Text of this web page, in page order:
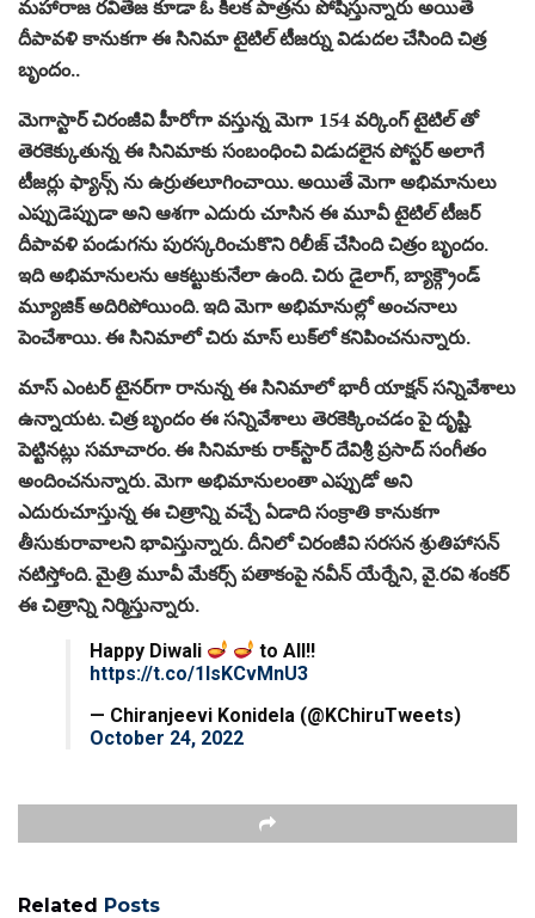
మహారాజ రవితేజ కూడా ఓ కీలక పాత్రను పోషిస్తున్నారు అయితే
దీపావళి కానుకగా ఈ సినిమా టైటిల్ టీజర్ను విడుదల చేసింది చిత్ర
బృందం..
మెగాస్టార్ చిరంజీవి హీరోగా వస్తున్న మెగా 154 వర్కింగ్ టైటిల్ తో
తెరకెక్కుతున్న ఈ సినిమాకు సంబంధించి విడుదలైన పోస్టర్ అలాగే
టీజర్లు ఫ్యాన్స్ ను ఉర్రుతలూగించాయి. అయితే మెగా అభిమానులు
ఎప్పుడెప్పుడా అని ఆశగా ఎదురు చూసిన ఈ మూవీ టైటిల్ టీజర్
దీపావళి పండుగను పురస్కరించుకొని రిలీజ్ చేసింది చిత్రం బృందం.
ఇది అభిమానులను ఆకట్టుకునేలా ఉంది. చిరు డైలాగ్, బ్యాక్గ్రౌండ్
మ్యూజిక్ అదిరిపోయింది. ఇది మెగా అభిమానుల్లో అంచనాలు
పెంచేశాయి. ఈ సినిమాలో చిరు మాస్‌ లుక్‌లో కనిపించనున్నారు.
మాస్‌ ఎంటర్‌ టైనర్‌గా రానున్న ఈ సినిమాలో భారీ యాక్షన్‌ సన్నివేశాలు
ఉన్నాయట. చిత్ర బృందం ఈ సన్నివేశాలు తెరకెక్కించడం పై దృష్టి
పెట్టినట్లు సమాచారం. ఈ సినిమాకు రాక్‌స్టార్‌ దేవిశ్రీ ప్రసాద్‌ సంగీతం
అందించనున్నారు. మెగా అభిమానులంతా ఎప్పుడో అని
ఎదురుచూస్తున్న ఈ చిత్రాన్ని వచ్చే ఏడాది సంక్రాతి కానుకగా
తీసుకురావాలని భావిస్తున్నారు. దీనిలో చిరంజీవి సరసన శ్రుతిహాసన్‌
నటిస్తోంది. మైత్రి మూవీ మేకర్స్ పతాకంపై నవీన్‌ యేర్నేని, వై.రవి శంకర్‌
ఈ చిత్రాన్ని నిర్మిస్తున్నారు.
Happy Diwali
to All!!
https://t.co/1IsKCvMnU3
— Chiranjeevi Konidela (@KChiruTweets)
October 24, 2022
Related Posts